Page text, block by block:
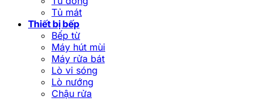
Tủ mát
Thiết bị bếp
Bếp từ
Máy hút mùi
Máy rửa bát
Lò vi sóng
Lò nướng
Chậu rửa